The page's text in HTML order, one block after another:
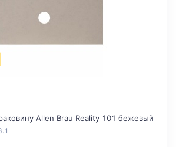
Allen Brau Reality 101 бежевый